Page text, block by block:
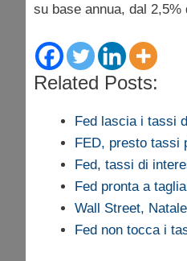
su base annua, dal 2,5%
Related Posts:
Fed lascia i tassi
FED, presto tassi
Fed, tassi di
Fed pronta a
Wall Street,
Fed non tocca i